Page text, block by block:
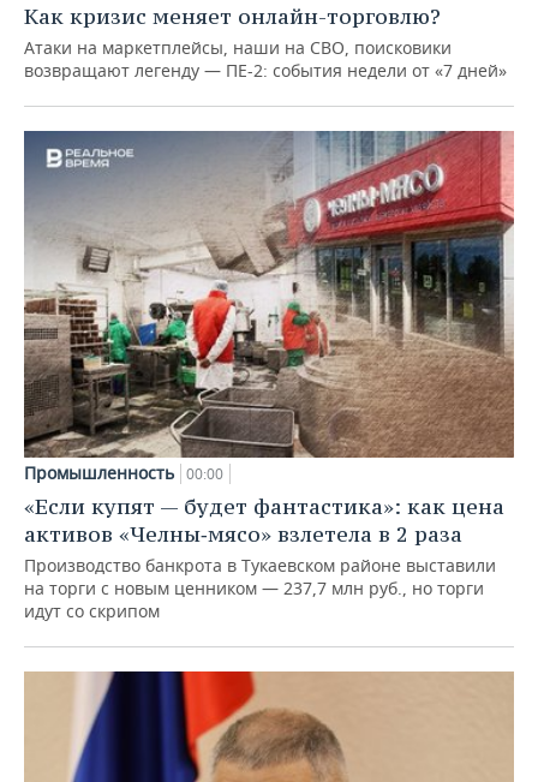
Как кризис меняет онлайн-торговлю?
Атаки на маркетплейсы, наши на СВО, поисковики
возвращают легенду — ПЕ-2: события недели от «7 дней»
Промышленность 00:00
«Если купят — будет фантастика»: как цена
активов «Челны‑мясо» взлетела в 2 раза
Производство банкрота в Тукаевском районе выставили
на торги с новым ценником — 237,7 млн руб., но торги
идут со скрипом